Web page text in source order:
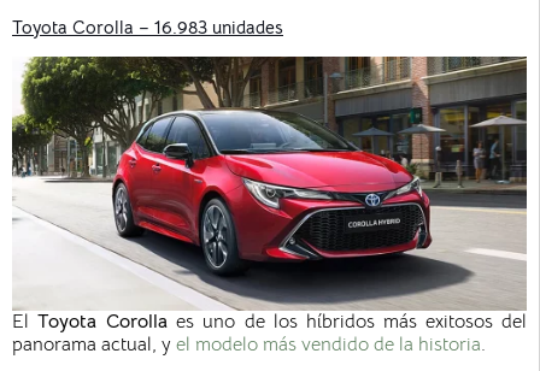
Toyota Corolla – 16.983 unidades
ElToyota Corolla es uno de los híbridos más exitosos del
panorama actual, y el modelo más vendido de la historia.